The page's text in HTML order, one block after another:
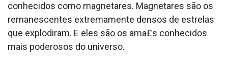
conhecidos como magnetares. Magnetares são os
remanescentes extremamente densos de estrelas
que explodiram. E eles são os a­ma£s conhecidos
mais poderosos do universo.